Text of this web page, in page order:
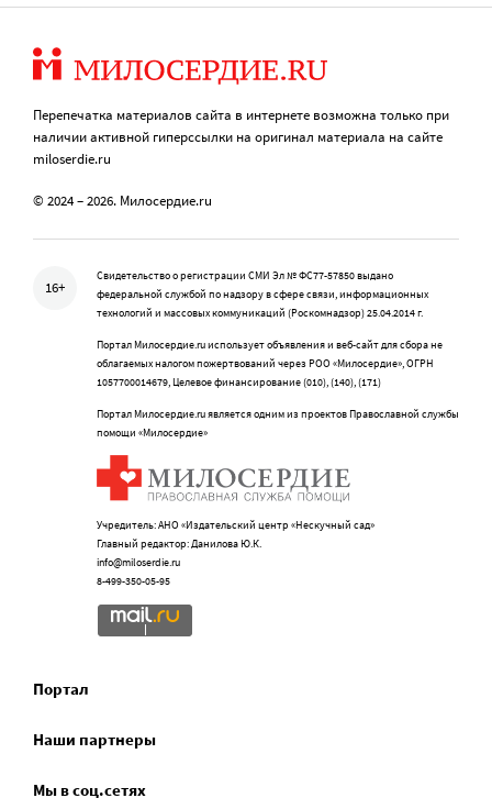
Перепечатка материалов сайта в интернете возможна только при
наличии активной гиперссылки на оригинал материала на сайте
miloserdie.ru
© 2024 – 2026. Милосердие.ru
16+
Свидетельство о регистрации СМИ Эл № ФС77-57850 выдано
федеральной службой по надзору в сфере связи, информационных
технологий и массовых коммуникаций (Роскомнадзор) 25.04.2014 г.
Портал Милосердие.ru использует объявления и веб-сайт для сбора не
облагаемых налогом пожертвований через РОО «Милосердие», ОГРН
1057700014679, Целевое финансирование (010), (140), (171)
Портал Милосердие.ru является одним из проектов Православной службы
помощи «Милосердие»
Учредитель: АНО «Издательский центр «Нескучный сад»
Главный редактор: Данилова Ю.К.
info@miloserdie.ru
8-499-350-05-95
Портал
Наши партнеры
Мы в соц.сетях